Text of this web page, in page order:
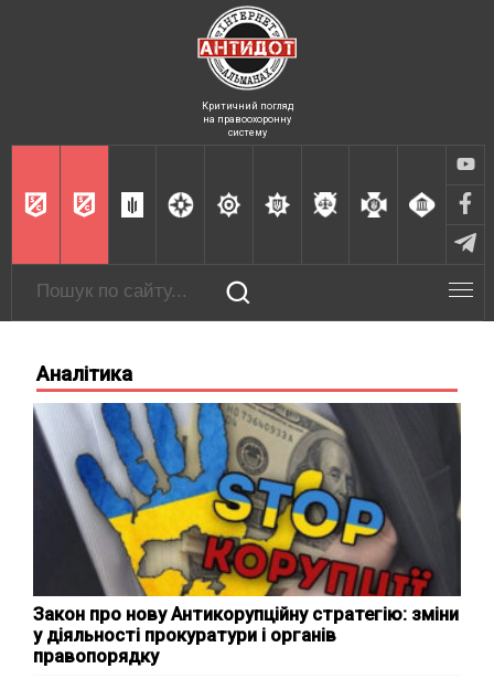
Критичний погляд
на правоохоронну
систему
Аналітика
Закон про нову Антикорупційну стратегію: зміни
у діяльності прокуратури і органів
правопорядку